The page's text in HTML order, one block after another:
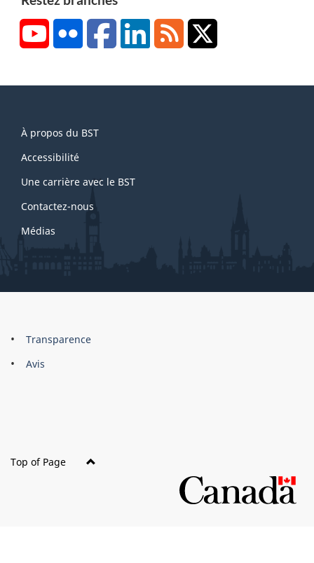
YouTubeFlickr FacebookLinkedInRSS
this
site
À propos du BST
Accessibilité
Une carrière avec le BST
Contactez-nous
Médias
About
this
Brand
Transparence
Avis
Top of Page